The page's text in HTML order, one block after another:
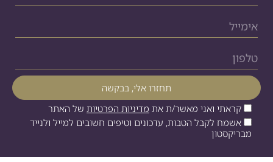
קראתי ואני מאשר/ת את מדיניות הפרטיות של האתר
אשמח לקבל הטבות, עדכונים וטיפים חשובים למייל ולנייד
מבריקסטון